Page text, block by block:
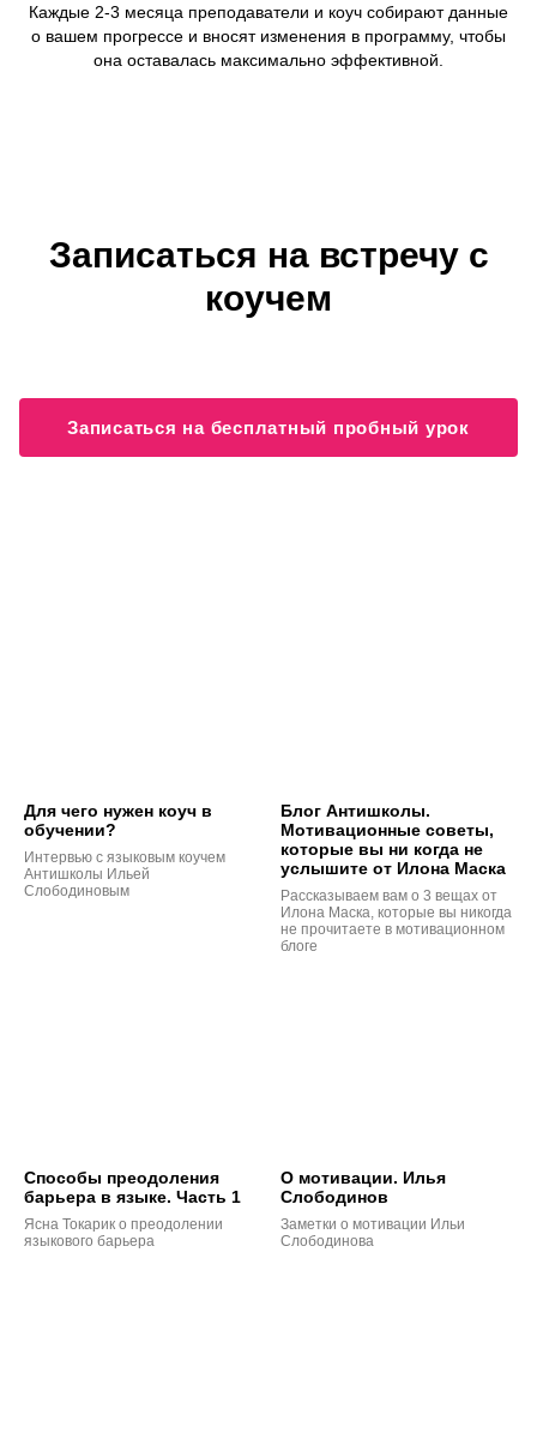
Каждые 2-3 месяца преподаватели и коуч собирают данные
о вашем прогрессе и вносят изменения в программу, чтобы
она оставалась максимально эффективной.
Записаться на встречу с
коучем
Записаться на бесплатный пробный урок
Для чего нужен коуч в
обучении?
Интервью с языковым коучем
Антишколы Ильей
Слободиновым
Блог Антишколы.
Мотивационные советы,
которые вы ни когда не
услышите от Илона Маска
Рассказываем вам о 3 вещах от
Илона Маска, которые вы никогда
не прочитаете в мотивационном
блоге
Способы преодоления
барьера в языке. Часть 1
Ясна Токарик о преодолении
языкового барьера
О мотивации. Илья
Слободинов
Заметки о мотивации Ильи
Слободинова